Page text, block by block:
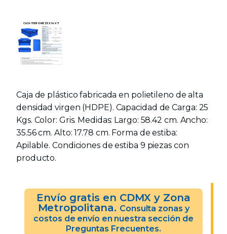
Caja de plástico fabricada en polietileno de alta
densidad virgen (HDPE). Capacidad de Carga: 25
Kgs. Color: Gris. Medidas: Largo: 58.42 cm. Ancho:
35.56 cm. Alto: 17.78 cm. Forma de estiba:
Apilable. Condiciones de estiba 9 piezas con
producto.
Envío gratis en CDMX y Zona
Metropolitana. Consulta zonas y
costos de envío en nuestra sección de
Preguntas Frecuentes.